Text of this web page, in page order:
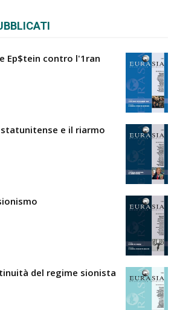
Ep$tein contro l'1ran
statunitense e il riarmo
del regime sionista